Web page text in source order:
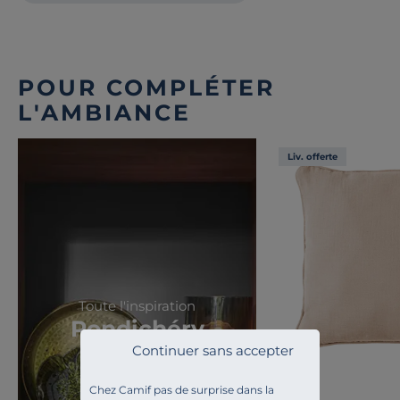
Chez Camif pas de surprise dans la
Continuer sans accepter
POUR COMPLÉTER
L'AMBIANCE
Toute l'inspiration
Pondichéry
Liv. offerte